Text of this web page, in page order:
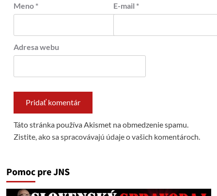
Meno * E-mail *
Adresa webu
Táto stránka používa Akismet na obmedzenie spamu.
Zistite, ako sa spracovávajú údaje o vašich komentároch.
Pomoc pre JNS